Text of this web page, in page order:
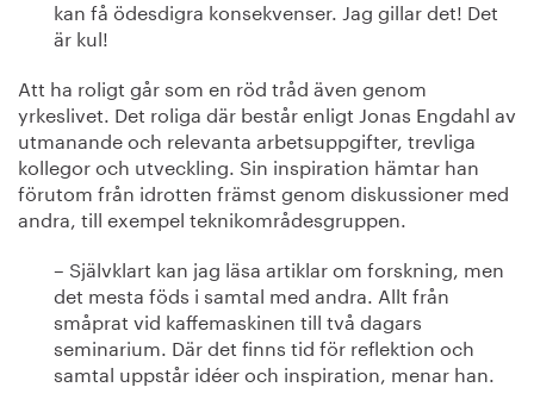
kan få ödesdigra konsekvenser. Jag gillar det! Det
är kul!
Att ha roligt går som en röd tråd även genom
yrkeslivet. Det roliga där består enligt Jonas Engdahl av
utmanande och relevanta arbetsuppgifter, trevliga
kollegor och utveckling. Sin inspiration hämtar han
förutom från idrotten främst genom diskussioner med
andra, till exempel teknikområdesgruppen.
– Självklart kan jag läsa artiklar om forskning, men
det mesta föds i samtal med andra. Allt från
småprat vid kaffemaskinen till två dagars
seminarium. Där det finns tid för reflektion och
samtal uppstår idéer och inspiration, menar han.